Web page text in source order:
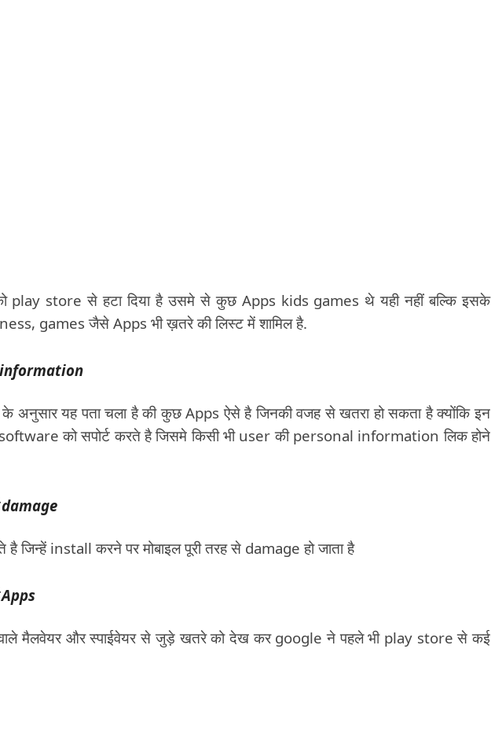
play store से हटा दिया है उसमे से कुछ Apps kids games थे यही नहीं बल्कि इसके
games जैसे Apps भी ख़तरे की लिस्ट में शामिल है.
information
के अनुसार यह पता चला है की कुछ Apps ऐसे है जिनकी वजह से खतरा हो सकता है क्योंकि इन
को सपोर्ट करते है जिसमे किसी भी user की personal information लिक होने
damage
जिन्हें install करने पर मोबाइल पूरी तरह से damage हो जाता है
Apps
वाले मैलवेयर और स्पाईवेयर से जुड़े खतरे को देख कर google ने पहले भी play store से कई